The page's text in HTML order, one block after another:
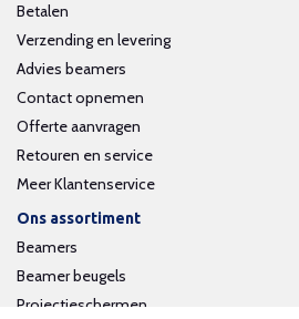
Betalen
Verzending en levering
Advies beamers
Contact opnemen
Offerte aanvragen
Retouren en service
Meer Klantenservice
Ons assortiment
Beamers
Beamer beugels
Projectieschermen